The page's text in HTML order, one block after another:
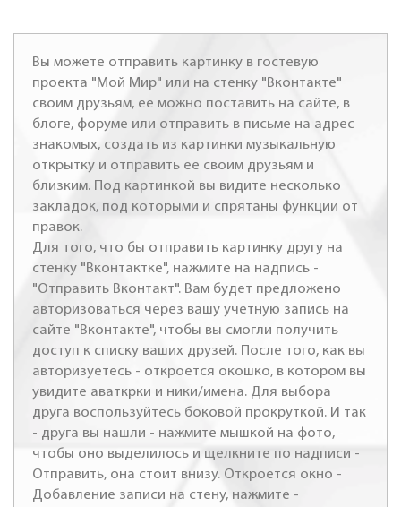
Вы можете отправить картинку в гостевую
проекта "Мой Мир" или на стенку "Вконтакте"
своим друзьям, ее можно поставить на сайте, в
блоге, форуме или отправить в письме на адрес
знакомых, создать из картинки музыкальную
открытку и отправить ее своим друзьям и
близким. Под картинкой вы видите несколько
закладок, под которыми и спрятаны функции от
правок.
Для того, что бы отправить картинку другу на
стенку "Вконтактке", нажмите на надпись -
"Отправить Вконтакт". Вам будет предложено
авторизоваться через вашу учетную запись на
сайте "Вконтакте", чтобы вы смогли получить
доступ к списку ваших друзей. После того, как вы
авторизуетесь - откроется окошко, в котором вы
увидите аваткрки и ники/имена. Для выбора
друга воспользуйтесь боковой прокруткой. И так
- друга вы нашли - нажмите мышкой на фото,
чтобы оно выделилось и щелкните по надписи -
Отправить, она стоит внизу. Откроется окно -
Добавление записи на стену, нажмите -